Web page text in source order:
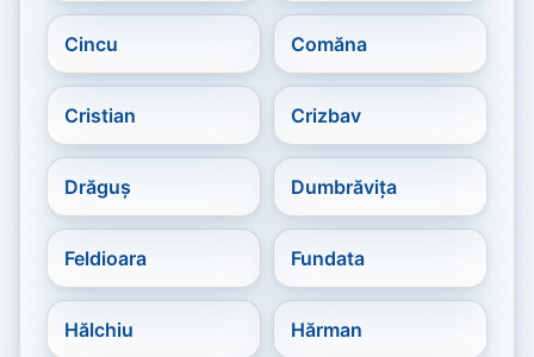
Cincu Comăna
Cristian Crizbav
Drăguș Dumbrăvița
Feldioara Fundata
Hălchiu Hărman